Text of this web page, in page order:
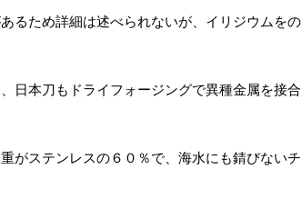
るため詳細は述べられないが、イリジウムをの
日本刀もドライフォージングで異種金属を接合
がステンレスの６０％で、海水にも錆びないチ